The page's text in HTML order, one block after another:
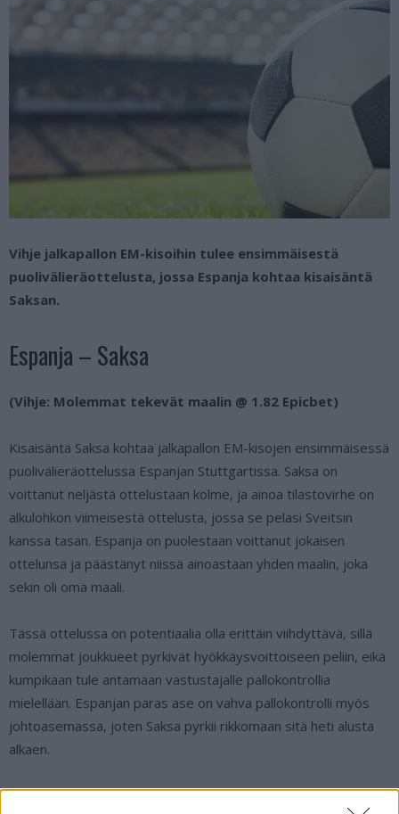
Vihje jalkapallon EM-kisoihin tulee ensimmäisestä
puolivälieräottelusta, jossa Espanja kohtaa kisaisäntä
Saksan.
Espanja – Saksa
(Vihje: Molemmat tekevät maalin @ 1.82 Epicbet)
Kisaisäntä Saksa kohtaa jalkapallon EM-kisojen ensimmäisessä
puolivälieräottelussa Espanjan Stuttgartissa. Saksa on
voittanut neljästä ottelustaan kolme, ja ainoa tilastovirhe on
alkulohkon viimeisestä ottelusta, jossa se pelasi Sveitsin
kanssa tasan. Espanja on puolestaan voittanut jokaisen
ottelunsa ja päästänyt niissä ainoastaan yhden maalin, joka
sekin oli oma maali.
Tässä ottelussa on potentiaalia olla erittäin viihdyttävä, sillä
molemmat joukkueet pyrkivät hyökkäysvoittoiseen peliin, eikä
kumpikaan tule antamaan vastustajalle pallokontrollia
mielellään. Espanjan paras ase on vahva pallokontrolli myös
johtoasemassa, joten Saksa pyrkii rikkomaan sitä heti alusta
alkaen.
Molemmilla joukkueilla on hyökkäyspäässä niin paljon laatua,